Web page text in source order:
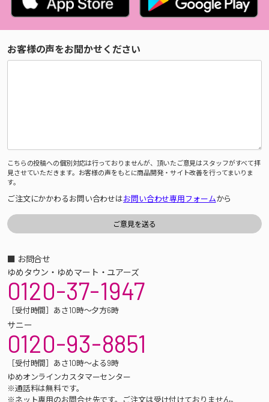
お客様の声をお聞かせください
こちらの投稿への個別対応は行っておりませんが、頂いたご意見はスタッフがすべて拝
見させていただきます。お客様の声をもとに商品開発・サイト改善を行ってまいりま
す。
ご注文にかかわるお問い合わせはお問い合わせ専用フォームから
■ お問合せ
ゆめタウン・ゆめマート・ユアーズ
0120-37-1947
［受付時間］あさ10時～夕方6時
サニー
0120-93-8851
［受付時間］あさ10時～よる9時
ゆめオンラインカスタマーセンター
※通話料は無料です。
※ネット専用のお問合せ先です。ご注文は受け付けておりません。